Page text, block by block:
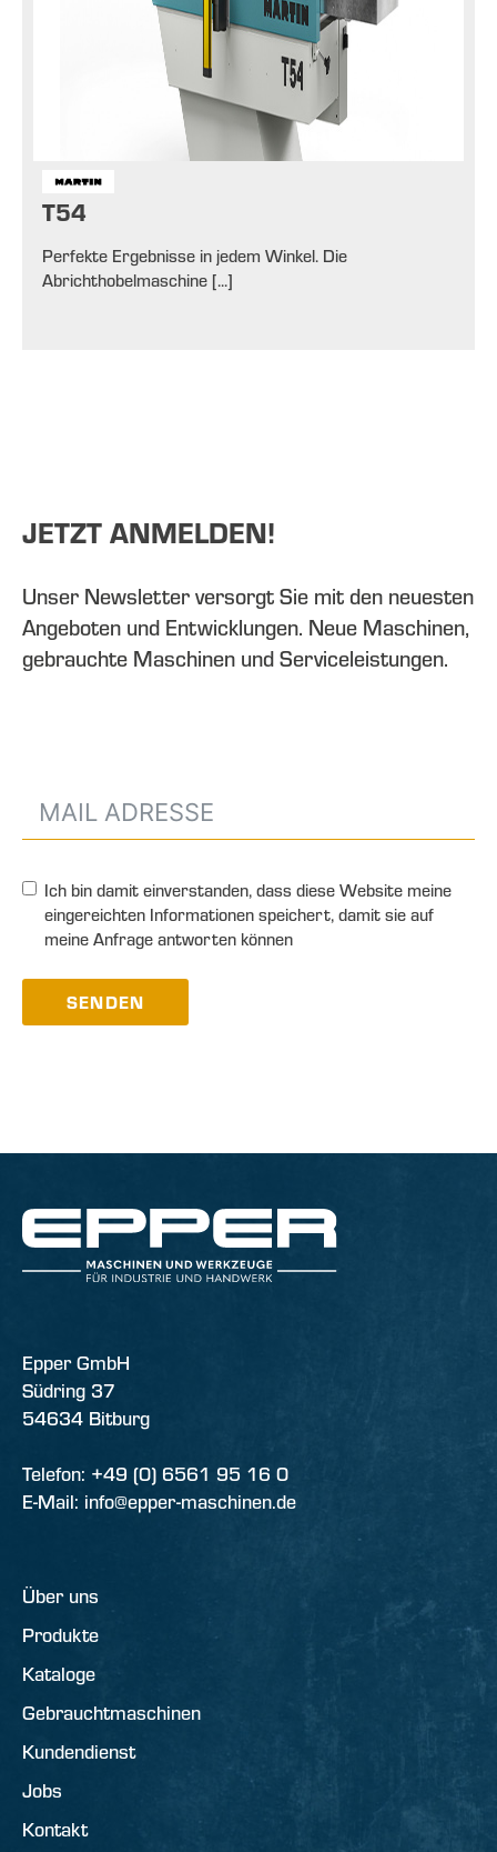
T54
Perfekte Ergebnisse in jedem Winkel. Die
Abrichthobelmaschine [...]
JETZT ANMELDEN!
Unser Newsletter versorgt Sie mit den neuesten
Angeboten und Entwicklungen. Neue Maschinen,
gebrauchte Maschinen und Serviceleistungen.
Ich bin damit einverstanden, dass diese Website meine
eingereichten Informationen speichert, damit sie auf
meine Anfrage antworten können
SENDEN
Epper GmbH
Südring 37
54634 Bitburg
Telefon: +49 (0) 6561 95 16 0
E-Mail: info@epper-maschinen.de
Über uns
Produkte
Kataloge
Gebrauchtmaschinen
Kundendienst
Jobs
Kontakt